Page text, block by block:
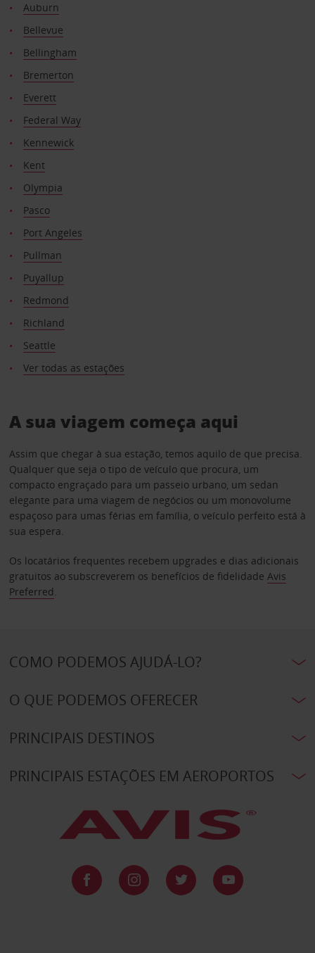
Auburn
Bellevue
Bellingham
Bremerton
Everett
Federal Way
Kennewick
Kent
Olympia
Pasco
Port Angeles
Pullman
Puyallup
Redmond
Richland
Seattle
Ver todas as estações
A sua viagem começa aqui
Assim que chegar à sua estação, temos aquilo de que precisa.
Qualquer que seja o tipo de veículo que procura, um
compacto engraçado para um passeio urbano, um sedan
elegante para uma viagem de negócios ou um monovolume
espaçoso para umas férias em família, o veículo perfeito está à
sua espera.
Os locatários frequentes recebem upgrades e dias adicionais
gratuitos ao subscreverem os benefícios de fidelidade Avis
Preferred.
COMO PODEMOS AJUDÁ-LO?
O QUE PODEMOS OFERECER
PRINCIPAIS DESTINOS
PRINCIPAIS ESTAÇÕES EM AEROPORTOS